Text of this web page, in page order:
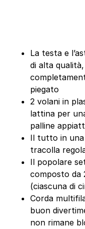
La testa e
di alta
piegato
2 volani in
lattina per
palline
Il tutto in una
tracolla
Il popolare
composto da
(ciascuna di
Corda
buon
non rimane